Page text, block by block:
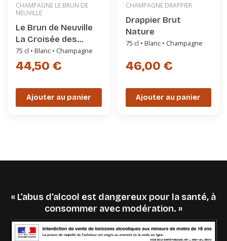
CHAMPAGNE LE BRUN DE
NEUVILLE
Le Brun de Neuville
La Croisée des
chemins
75 cl • Blanc • Champagne
44,50 €
Ajouter au panier
CHAMPAGNE DRAPPIER
Drappier Brut
Nature
75 cl • Blanc • Champagne
46,00 €
Ajouter au panier
« L’abus d’alcool est dangereux pour la santé, à
consommer avec modération. »